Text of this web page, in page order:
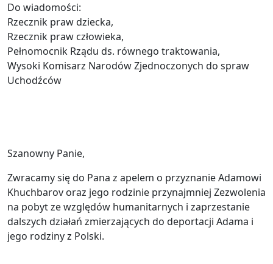
Do wiadomości:
Rzecznik praw dziecka,
Rzecznik praw człowieka,
Pełnomocnik Rządu ds. równego traktowania,
Wysoki Komisarz Narodów Zjednoczonych do spraw
Uchodźców
Szanowny Panie,
Zwracamy się do Pana z apelem o przyznanie Adamowi
Khuchbarov oraz jego rodzinie przynajmniej Zezwolenia
na pobyt ze względów humanitarnych i zaprzestanie
dalszych działań zmierzających do deportacji Adama i
jego rodziny z Polski.